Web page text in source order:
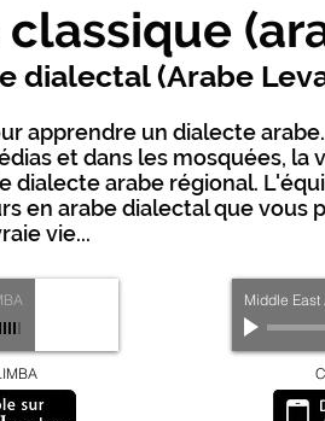
classique
dialectal (Arabe
apprendre un dialecte
et dans les mosquées, la
arabe régional.
en arabe dialectal que
vie...
Middle